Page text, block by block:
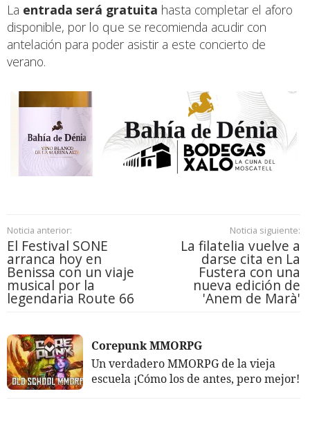
La entrada será gratuita hasta completar el aforo
disponible, por lo que se recomienda acudir con
antelación para poder asistir a este concierto de
verano.
Noticia anterior:
El Festival SONE
arranca hoy en
Benissa con un viaje
musical por la
legendaria Route 66
Noticia siguiente:
La filatelia vuelve a
darse cita en La
Fustera con una
nueva edición de
'Anem de Marà'
Corepunk MMORPG
Un verdadero MMORPG de la vieja
escuela ¡Cómo los de antes, pero mejor!